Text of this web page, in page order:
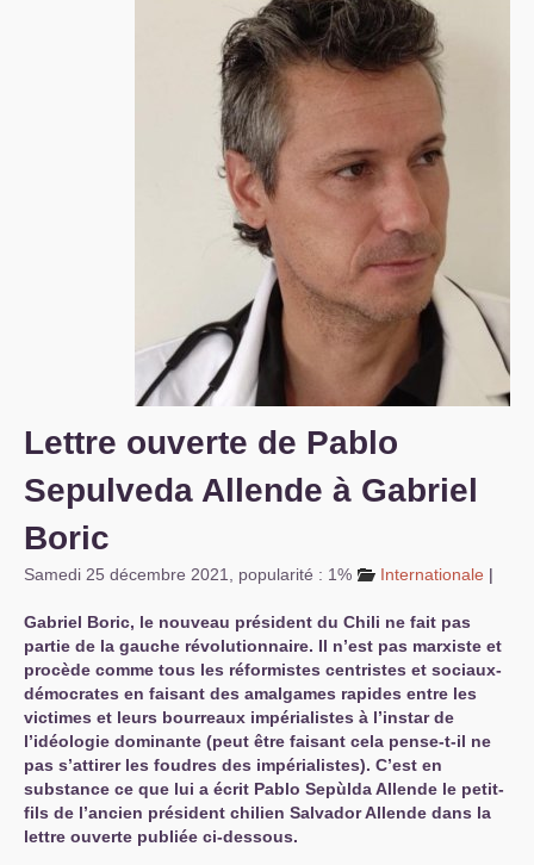
Lettre ouverte de Pablo
Sepulveda Allende à Gabriel
Boric
Samedi 25 décembre 2021 popularité : 1% Internationale |
Gabriel Boric, le nouveau président du Chili ne fait pas
partie de la gauche révolutionnaire. Il n’est pas marxiste et
procède comme tous les réformistes centristes et sociaux-
démocrates en faisant des amalgames rapides entre les
victimes et leurs bourreaux impérialistes à l’instar de
l’idéologie dominante (peut être faisant cela pense-t-il ne
pas s’attirer les foudres des impérialistes). C’est en
substance ce que lui a écrit Pablo Sepùlda Allende le petit-
fils de l’ancien président chilien Salvador Allende dans la
lettre ouverte publiée ci-dessous.